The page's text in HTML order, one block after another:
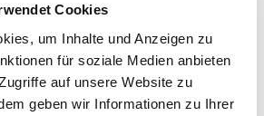
Cookies
um Inhalte und Anzeigen zu
für soziale Medien anbieten
auf unsere Website zu
geben wir Informationen zu Ihrer